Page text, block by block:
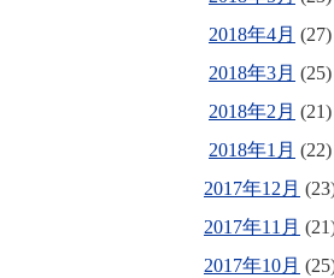
2018年4月 (27)
2018年3月 (25)
2018年2月 (21)
2018年1月 (22)
2017年12月
2017年11月
2017年10月